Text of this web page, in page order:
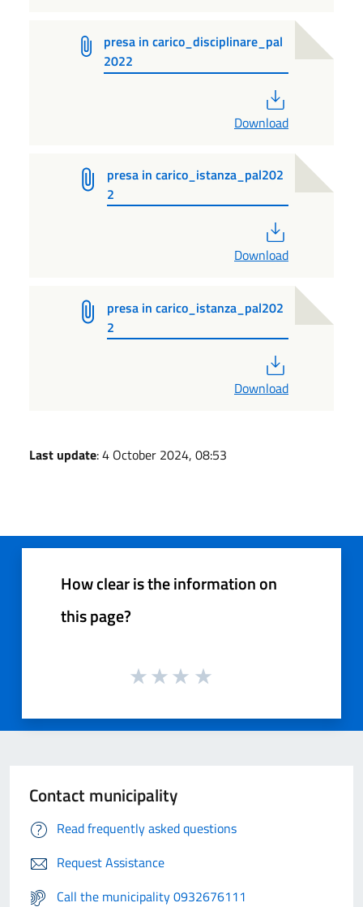
presa in carico_disciplinare_pal
2022
Download
presa in carico_istanza_pal202
2
Download
presa in carico_istanza_pal202
2
Download
Last update: 4 October 2024, 08:53
How clear is the information on
this page?
Contact municipality
Read frequently asked questions
Request Assistance
Call the municipality 0932676111